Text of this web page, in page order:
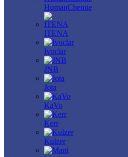
HumanChemie
ITENA
Ivoclar
JNB
Jota
KaVo
Kerr
Kulzer